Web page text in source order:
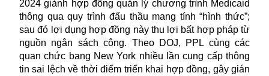
2024 giành hợp đồng quản lý chương trình Medicaid
thông qua quy trình đấu thầu mang tính “hình thức”;
sau đó lợi dụng hợp đồng này thu lợi bất hợp pháp từ
nguồn ngân sách công. Theo DOJ, PPL cùng các
quan chức bang New York nhiều lần cung cấp thông
tin sai lệch về thời điểm triển khai hợp đồng, gây gián